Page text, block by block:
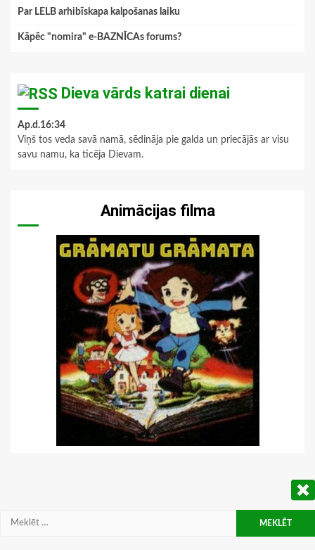
Par LELB arhibīskapa kalpošanas laiku
Kāpēc "nomira" e-BAZNĪCAs forums?
Dieva vārds katrai dienai
Ap.d.16:34
Viņš tos veda savā namā, sēdināja pie galda un priecājās ar visu
savu namu, ka ticēja Dievam.
Animācijas filma
Meklēt: